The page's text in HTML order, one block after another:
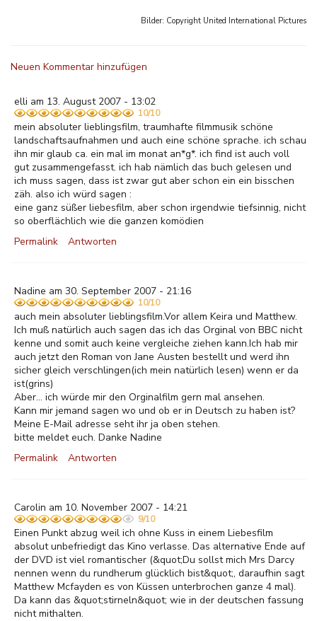
Bilder: Copyright United International Pictures
Neuen Kommentar hinzufügen
elli am 13. August 2007 - 13:02
10/10
mein absoluter lieblingsfilm, traumhafte filmmusik schöne
landschaftsaufnahmen und auch eine schöne sprache. ich schau
ihn mir glaub ca. ein mal im monat an*g*. ich find ist auch voll
gut zusammengefasst. ich hab nämlich das buch gelesen und
ich muss sagen, dass ist zwar gut aber schon ein ein bisschen
zäh. also ich würd sagen :
eine ganz süßer liebesfilm, aber schon irgendwie tiefsinnig, nicht
so oberflächlich wie die ganzen komödien
Permalink
Antworten
Nadine am 30. September 2007 - 21:16
10/10
auch mein absoluter lieblingsfilm.Vor allem Keira und Matthew.
Ich muß natürlich auch sagen das ich das Orginal von BBC nicht
kenne und somit auch keine vergleiche ziehen kann.Ich hab mir
auch jetzt den Roman von Jane Austen bestellt und werd ihn
sicher gleich verschlingen(ich mein natürlich lesen) wenn er da
ist(grins)
Aber... ich würde mir den Orginalfilm gern mal ansehen.
Kann mir jemand sagen wo und ob er in Deutsch zu haben ist?
Meine E-Mail adresse seht ihr ja oben stehen.
bitte meldet euch. Danke Nadine
Permalink
Antworten
Carolin am 10. November 2007 - 14:21
9/10
Einen Punkt abzug weil ich ohne Kuss in einem Liebesfilm
absolut unbefriedigt das Kino verlasse. Das alternative Ende auf
der DVD ist viel romantischer (&quot;Du sollst mich Mrs Darcy
nennen wenn du rundherum glücklich bist&quot;, daraufhin sagt
Matthew Mcfayden es von Küssen unterbrochen ganze 4 mal).
Da kann das &quot;stirneln&quot; wie in der deutschen fassung
nicht mithalten.